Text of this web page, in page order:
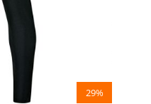
29%